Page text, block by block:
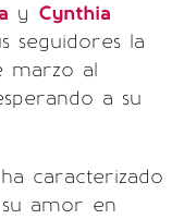
y Cynthia
seguidores la
marzo al
a su
caracterizado
amor en